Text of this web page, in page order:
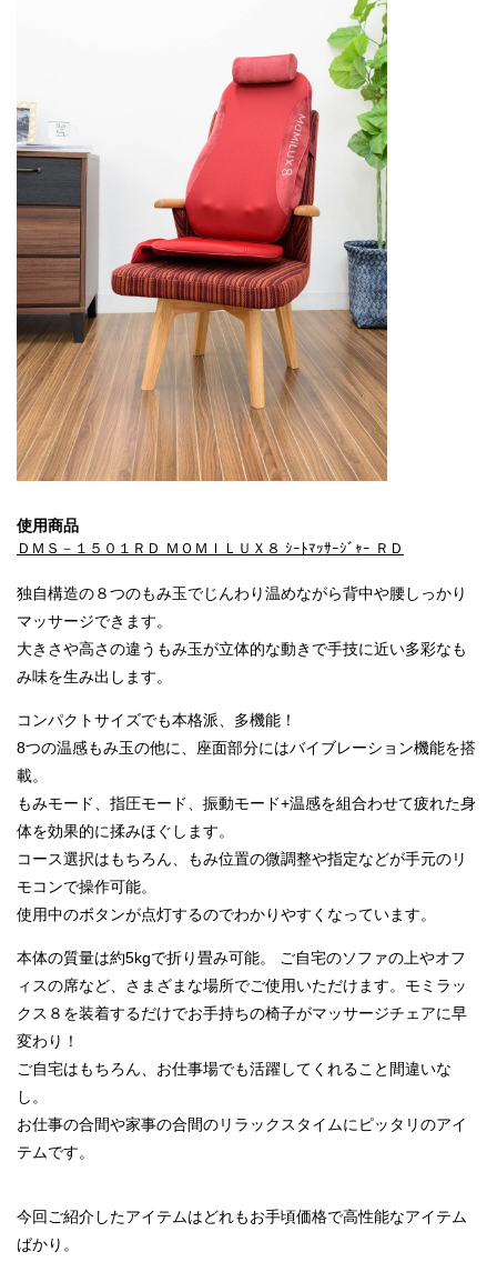
使用商品
ＤＭＳ－１５０１ＲＤ ＭＯＭＩＬＵＸ８ ｼｰﾄﾏｯｻｰｼﾞｬｰ ＲＤ
独自構造の８つのもみ玉でじんわり温めながら背中や腰しっかり
マッサージできます。
大きさや高さの違うもみ玉が立体的な動きで手技に近い多彩なも
み味を生み出します。
コンパクトサイズでも本格派、多機能！
8つの温感もみ玉の他に、座面部分にはバイブレーション機能を搭
載。
もみモード、指圧モード、振動モード+温感を組合わせて疲れた身
体を効果的に揉みほぐします。
コース選択はもちろん、もみ位置の微調整や指定などが手元のリ
モコンで操作可能。
使用中のボタンが点灯するのでわかりやすくなっています。
本体の質量は約5kgで折り畳み可能。 ご自宅のソファの上やオフ
ィスの席など、さまざまな場所でご使用いただけます。モミラッ
クス８を装着するだけでお手持ちの椅子がマッサージチェアに早
変わり！
ご自宅はもちろん、お仕事場でも活躍してくれること間違いな
し。
お仕事の合間や家事の合間のリラックスタイムにピッタリのアイ
テムです。
今回ご紹介したアイテムはどれもお手頃価格で高性能なアイテム
ばかり。